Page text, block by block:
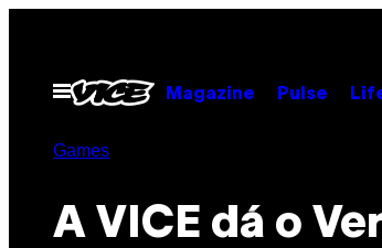
contentOpen
Menu
Magazine Pulse
Games
A VICE dá o